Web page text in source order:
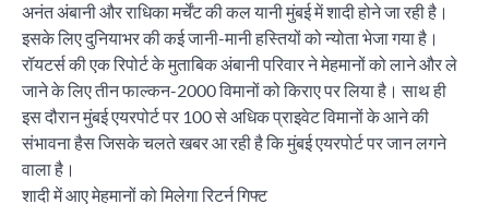
अनंत अंबानी और राधिका मर्चेंट की कल यानी मुंबई में शादी होने जा रही है।
इसके लिए दुनियाभर की कई जानी-मानी हस्तियों को न्योता भेजा गया है।
रॉयटर्स की एक रिपोर्ट के मुताबिक अंबानी परिवार ने मेहमानों को लाने और ले
जाने के लिए तीन फाल्कन-2000 विमानों को किराए पर लिया है। साथ ही
इस दौरान मुंबई एयरपोर्ट पर 100 से अधिक प्राइवेट विमानों के आने की
संभावना हैस जिसके चलते खबर आ रही है कि मुंबई एयरपोर्ट पर जान लगने
वाला है।
शादी में आए मेहमानों को मिलेगा रिटर्न गिफ्ट